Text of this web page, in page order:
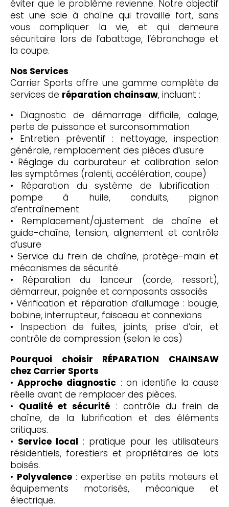
éviter que le problème revienne. Notre objectif
est une scie à chaîne qui travaille fort, sans
vous compliquer la vie, et qui demeure
sécuritaire lors de l’abattage, l’ébranchage et
la coupe.
Nos Services
Carrier Sports offre une gamme complète de
services de réparation chainsaw, incluant :
• Diagnostic de démarrage difficile, calage,
perte de puissance et surconsommation
• Entretien préventif : nettoyage, inspection
générale, remplacement des pièces d’usure
• Réglage du carburateur et calibration selon
les symptômes (ralenti, accélération, coupe)
• Réparation du système de lubrification :
pompe à huile, conduits, pignon
d’entraînement
• Remplacement/ajustement de chaîne et
guide-chaîne, tension, alignement et contrôle
d’usure
• Service du frein de chaîne, protège-main et
mécanismes de sécurité
• Réparation du lanceur (corde, ressort),
démarreur, poignée et composants associés
• Vérification et réparation d’allumage : bougie,
bobine, interrupteur, faisceau et connexions
• Inspection de fuites, joints, prise d’air, et
contrôle de compression (selon le cas)
Pourquoi choisir RÉPARATION CHAINSAW
chez Carrier Sports
•Approche diagnostic : on identifie la cause
réelle avant de remplacer des pièces.
• Qualité et sécurité : contrôle du frein de
chaîne, de la lubrification et des éléments
critiques.
• Service local : pratique pour les utilisateurs
résidentiels, forestiers et propriétaires de lots
boisés.
• Polyvalence: expertise en petits moteurs et
équipements motorisés, mécanique et
électrique.